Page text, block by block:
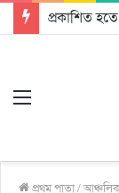
প্রকাশিত
প্রথম পাতা/